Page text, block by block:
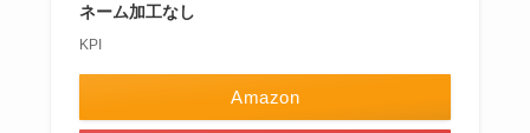
ネーム加工なし
KPI
Amazon